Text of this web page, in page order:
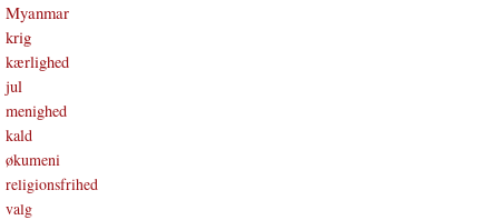
Myanmar
krig
kærlighed
jul
menighed
kald
økumeni
religionsfrihed
valg